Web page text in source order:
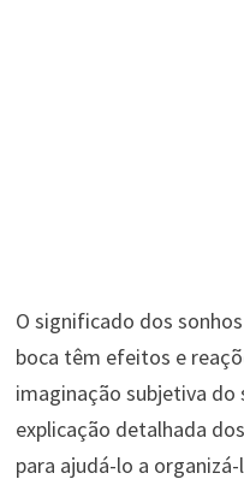
O significado dos
boca têm efeitos e
imaginação subjetiva do
explicação detalhada
para ajudá-lo a organizá-